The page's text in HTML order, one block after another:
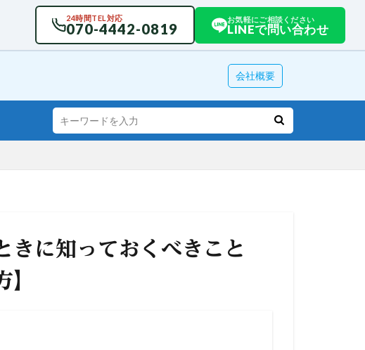
24時間TEL対応
070-4442-0819
お気軽にご相談ください
LINEで問い合わせ
会社概要
きに知っておくべきこと
】